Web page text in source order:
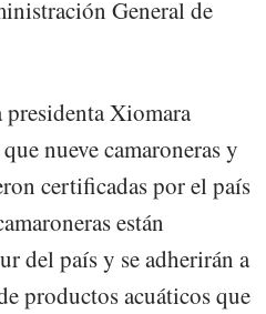
General de
Xiomara
nueve camaroneras y
certificadas por el país
están
del país y se adherirán a
productos acuáticos que